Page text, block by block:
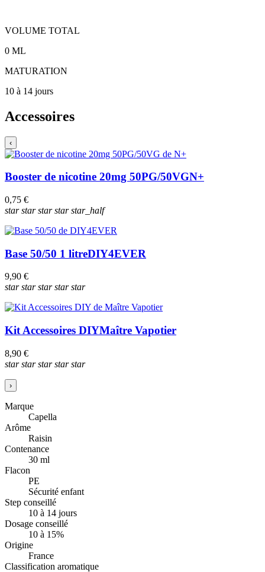
VOLUME TOTAL
0 ML
MATURATION
10 à 14 jours
Accessoires
‹
Booster de nicotine 20mg 50PG/50VGN+
0,75 €
starstarstarstarstar_half
Base 50/50 1 litreDIY4EVER
9,90 €
starstarstarstarstar
Kit Accessoires DIYMaître Vapotier
8,90 €
starstarstarstarstar
›
Marque
Capella
Arôme
Raisin
Contenance
30 ml
Flacon
PE
Sécurité enfant
Step conseillé
10 à 14 jours
Dosage conseillé
10 à 15%
Origine
France
Classification aromatique